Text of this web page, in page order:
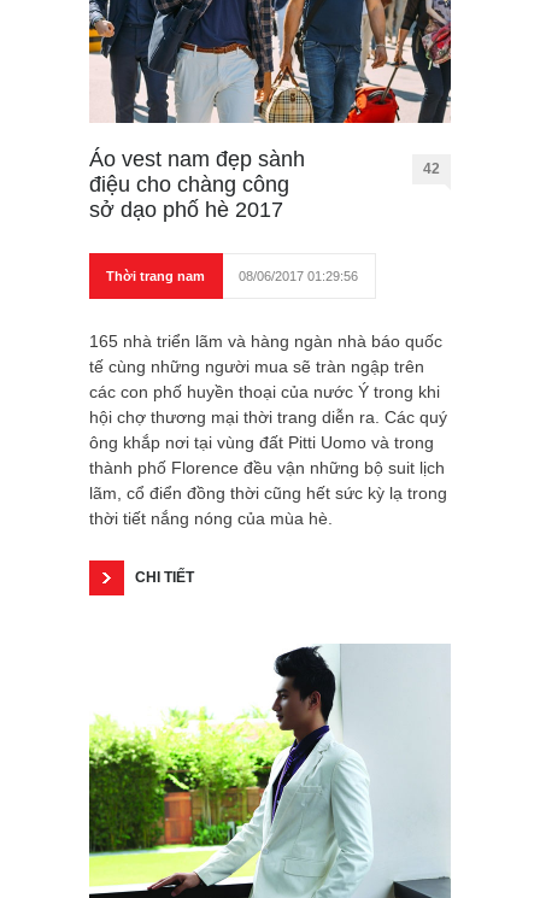
Áo vest nam đẹp sành
điệu cho chàng công
sở dạo phố hè 2017
42
Thời trang nam 08/06/2017 01:29:56
165 nhà triển lãm và hàng ngàn nhà báo quốc
tế cùng những người mua sẽ tràn ngập trên
các con phố huyền thoại của nước Ý trong khi
hội chợ thương mại thời trang diễn ra. Các quý
ông khắp nơi tại vùng đất Pitti Uomo và trong
thành phố Florence đều vận những bộ suit lịch
lãm, cổ điển đồng thời cũng hết sức kỳ lạ trong
thời tiết nắng nóng của mùa hè.
CHI TIẾT